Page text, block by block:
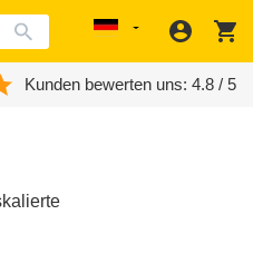
Localization
Kunden bewerten uns: 4.8 / 5